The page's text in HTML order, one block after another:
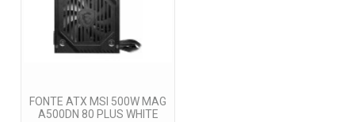
FONTE ATX MSI 500W MAG
A500DN 80 PLUS WHITE